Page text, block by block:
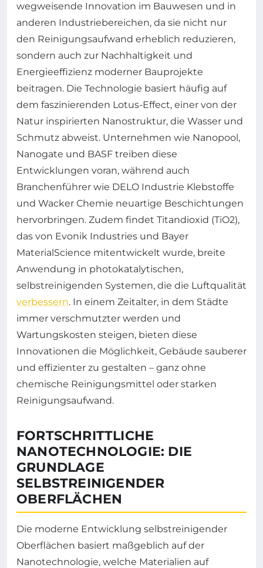
wegweisende Innovation im Bauwesen und in
anderen Industriebereichen, da sie nicht nur
den Reinigungsaufwand erheblich reduzieren,
sondern auch zur Nachhaltigkeit und
Energieeffizienz moderner Bauprojekte
beitragen. Die Technologie basiert häufig auf
dem faszinierenden Lotus-Effect, einer von der
Natur inspirierten Nanostruktur, die Wasser und
Schmutz abweist. Unternehmen wie Nanopool,
Nanogate und BASF treiben diese
Entwicklungen voran, während auch
Branchenführer wie DELO Industrie Klebstoffe
und Wacker Chemie neuartige Beschichtungen
hervorbringen. Zudem findet Titandioxid (TiO2),
das von Evonik Industries und Bayer
MaterialScience mitentwickelt wurde, breite
Anwendung in photokatalytischen,
selbstreinigenden Systemen, die die Luftqualität
verbessern. In einem Zeitalter, in dem Städte
immer verschmutzter werden und
Wartungskosten steigen, bieten diese
Innovationen die Möglichkeit, Gebäude sauberer
und effizienter zu gestalten – ganz ohne
chemische Reinigungsmittel oder starken
Reinigungsaufwand.
FORTSCHRITTLICHE
NANOTECHNOLOGIE: DIE
GRUNDLAGE
SELBSTREINIGENDER
OBERFLÄCHEN
Die moderne Entwicklung selbstreinigender
Oberflächen basiert maßgeblich auf der
Nanotechnologie, welche Materialien auf